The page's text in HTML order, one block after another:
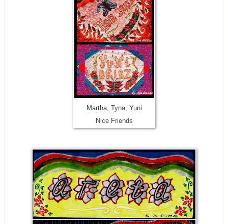
Martha, Tyna, Yuni
Nice Friends